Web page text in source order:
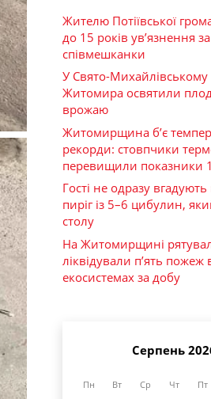
Жителю Потіївської
до 15 років ув’язнення
співмешканки
У Свято-Михайлівському
Житомира освятили
врожаю
Житомирщина б’є
рекорди: стовпчики
перевищили показники
Гості не одразу
пиріг із 5–6 цибулин,
столу
На Житомирщині
ліквідували п’ять пожеж
екосистемах за добу
Серпень
Пн Вт Ср Чт Пт